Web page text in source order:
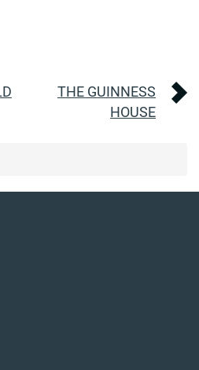
THE GUINNESS
HOUSE